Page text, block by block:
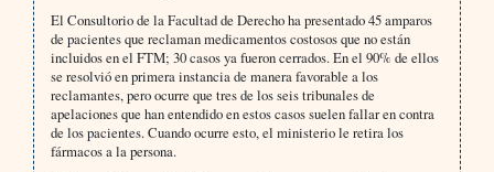
El Consultorio de la Facultad de Derecho ha presentado 45 amparos
de pacientes que reclaman medicamentos costosos que no están
incluidos en el FTM; 30 casos ya fueron cerrados. En el 90% de ellos
se resolvió en primera instancia de manera favorable a los
reclamantes, pero ocurre que tres de los seis tribunales de
apelaciones que han entendido en estos casos suelen fallar en contra
de los pacientes. Cuando ocurre esto, el ministerio le retira los
fármacos a la persona.